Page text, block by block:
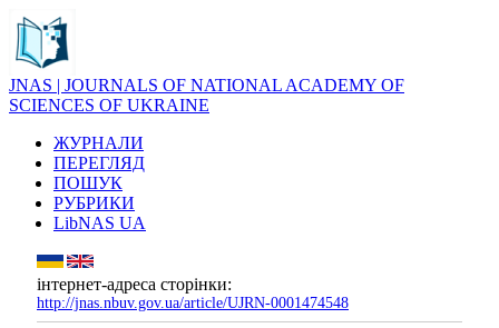
JNAS | JOURNALS OF NATIONAL ACADEMY OF
SCIENCES OF UKRAINE
ЖУРНАЛИ
ПЕРЕГЛЯД
ПОШУК
РУБРИКИ
LibNAS UA
інтернет-адреса сторінки:
http://jnas.nbuv.gov.ua/article/UJRN-0001474548